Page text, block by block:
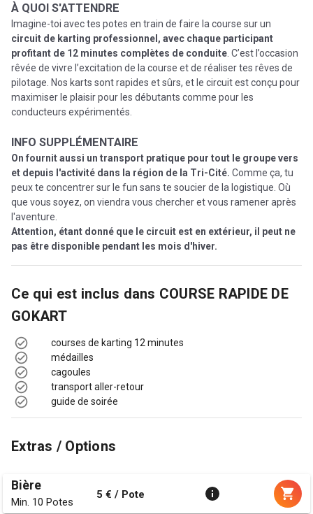
À QUOI S'ATTENDRE
Imagine-toi avec tes potes en train de faire la course sur un
circuit de karting professionnel, avec chaque participant
profitant de 12 minutes complètes de conduite . C’est l’occasion
rêvée de vivre l’excitation de la course et de réaliser tes rêves de
pilotage. Nos karts sont rapides et sûrs, et le circuit est conçu pour
maximiser le plaisir pour les débutants comme pour les
conducteurs expérimentés.
INFO SUPPLÉMENTAIRE
On fournit aussi un transport pratique pour tout le groupe vers
et depuis l'activité dans la région de la Tri-Cité. Comme ça, tu
peux te concentrer sur le fun sans te soucier de la logistique. Où
que vous soyez, on viendra vous chercher et vous ramener après
l'aventure.
Attention, étant donné que le circuit est en extérieur, il peut ne
pas être disponible pendant les mois d'hiver.
Ce qui est inclus dans COURSE RAPIDE DE
GOKART
courses de karting 12 minutes
médailles
cagoules
transport aller-retour
guide de soirée
Extras / Options
Bière
Min. 10 Potes
5 € / Pote